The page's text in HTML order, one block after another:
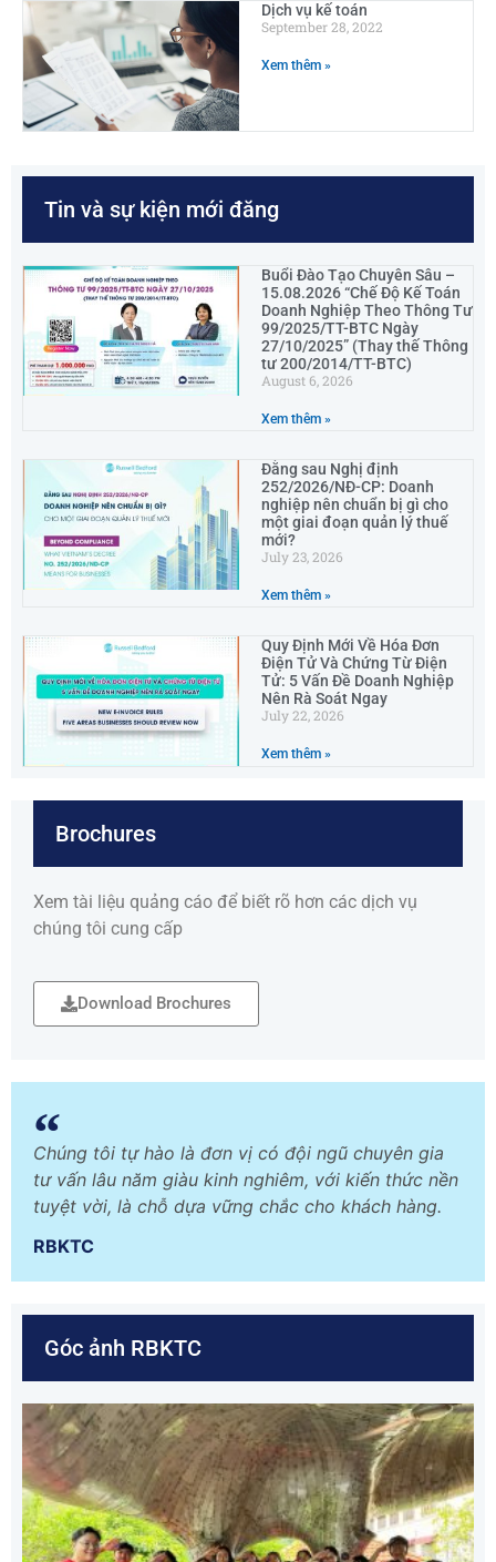
Dịch vụ kế toán
September 28, 2022
Xem thêm »
Tin và sự kiện mới đăng
Buổi Đào Tạo Chuyên Sâu –
15.08.2026 “Chế Độ Kế Toán
Doanh Nghiệp Theo Thông Tư
99/2025/TT-BTC Ngày
27/10/2025” (Thay thế Thông
tư 200/2014/TT-BTC)
August 6, 2026
Xem thêm »
Đằng sau Nghị định
252/2026/NĐ-CP: Doanh
nghiệp nên chuẩn bị gì cho
một giai đoạn quản lý thuế
mới?
July 23, 2026
Xem thêm »
Quy Định Mới Về Hóa Đơn
Điện Tử Và Chứng Từ Điện
Tử: 5 Vấn Đề Doanh Nghiệp
Nên Rà Soát Ngay
July 22, 2026
Xem thêm »
Brochures
Xem tài liệu quảng cáo để biết rõ hơn các dịch vụ
chúng tôi cung cấp
Download Brochures
Chúng tôi tự hào là đơn vị có đội ngũ chuyên gia
tư vấn lâu năm giàu kinh nghiêm, với kiến thức nền
tuyệt vời, là chỗ dựa vững chắc cho khách hàng.
RBKTC
Góc ảnh RBKTC